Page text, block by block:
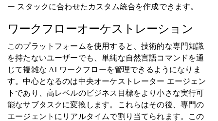
ー スタックに合わせたカスタム統合を作成できます。
ワークフローオーケストレーション
このプラットフォームを使用すると、技術的な専門知識
を持たないユーザーでも、単純な自然言語コマンドを通
じて複雑な AI ワークフローを管理できるようになりま
す。中心となるのは中央オーケストレーター エージェン
トであり、高レベルのビジネス目標をより小さな実行可
能なサブタスクに変換します。これらはその後、専門の
エージェントにリアルタイムで割り当てられます。この